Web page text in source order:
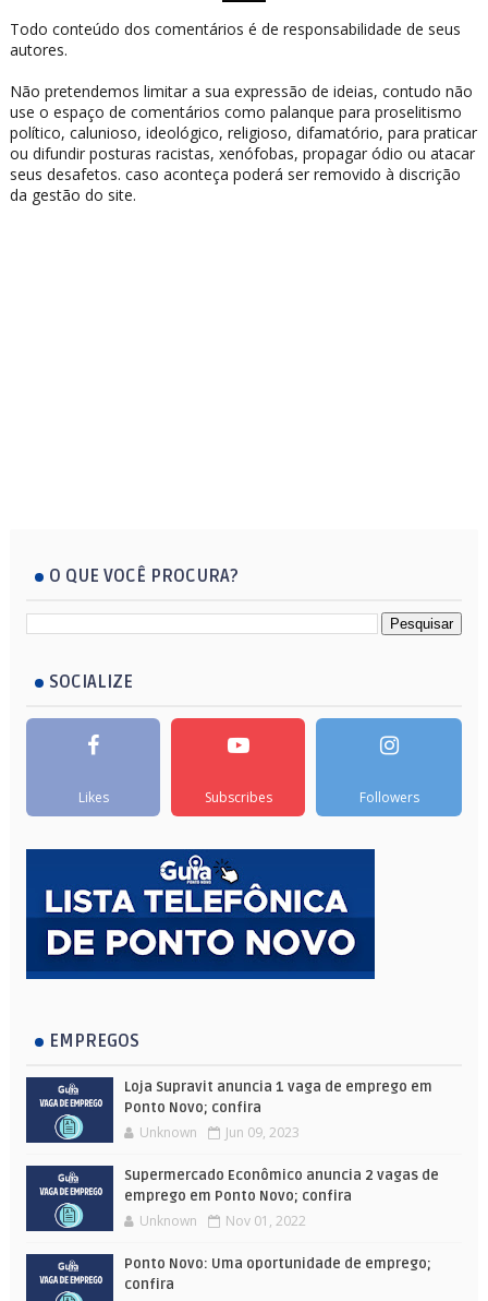
Todo conteúdo dos comentários é de responsabilidade de seus
autores.
Não pretendemos limitar a sua expressão de ideias, contudo não
use o espaço de comentários como palanque para proselitismo
político, calunioso, ideológico, religioso, difamatório, para praticar
ou difundir posturas racistas, xenófobas, propagar ódio ou atacar
seus desafetos. caso aconteça poderá ser removido à discrição
da gestão do site.
O QUE VOCÊ PROCURA?
SOCIALIZE
Likes Subscribes Followers
EMPREGOS
Loja Supravit anuncia 1 vaga de emprego em
Ponto Novo; confira
Unknown Jun 09, 2023
Supermercado Econômico anuncia 2 vagas de
emprego em Ponto Novo; confira
Unknown Nov 01, 2022
Ponto Novo: Uma oportunidade de emprego;
confira